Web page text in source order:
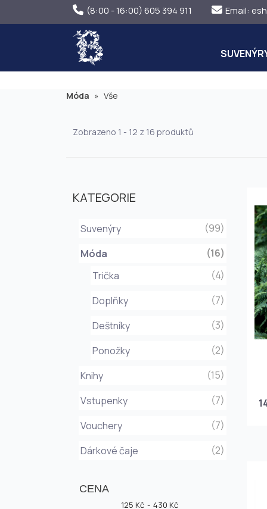
(8:00 - 16:00) 605 394 911 Email:
Móda » Vše
Zobrazeno 1 - 12 z 16 produktů
KATEGORIE
Suvenýry
(99)
Móda
(16)
Trička
(4)
Doplňky
(7)
Deštníky
(3)
Ponožky
(2)
Knihy
(15)
Vstupenky
(7)
Vouchery
(7)
Dárkové čaje
(2)
CENA
125 Kč 430 Kč